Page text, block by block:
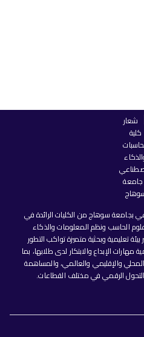
بجامعة سوهاج من الكليات الرائدة في
الحاسب ونظم المعلومات والذكاء
تعليمية وبحثية متميزة تواكب التطور
الإبداع والابتكار لدى طلابها، بما
والإقليمي والعالمي، والمساهمة
الرقمي في مختلف القطاعات.